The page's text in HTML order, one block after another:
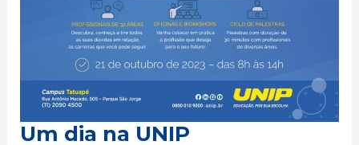
Um dia na UNIP